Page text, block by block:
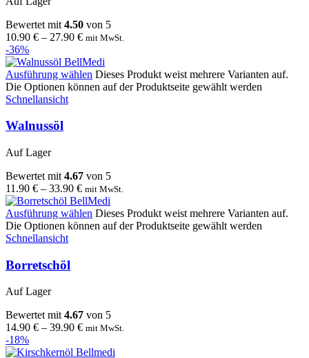
Bewertet mit 4.50 von 5
10.90 € – 27.90 € mit MwSt.
-36%
Ausführung wählen Dieses Produkt weist mehrere Varianten auf.
Die Optionen können auf der Produktseite gewählt werden
Schnellansicht
Walnussöl
Auf Lager
Bewertet mit 4.67 von 5
11.90 € – 33.90 € mit MwSt.
Ausführung wählen Dieses Produkt weist mehrere Varianten auf.
Die Optionen können auf der Produktseite gewählt werden
Schnellansicht
Borretschöl
Auf Lager
Bewertet mit 4.67 von 5
14.90 € – 39.90 € mit MwSt.
-18%